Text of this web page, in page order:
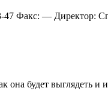
47 Факс: — Директор:
будет выглядеть